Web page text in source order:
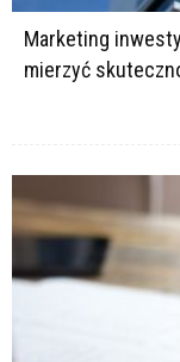
Marketing
mierzyć